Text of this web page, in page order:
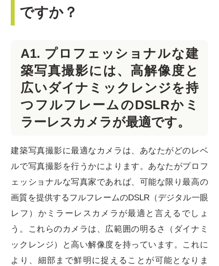
ですか？
A1. プロフェッショナルな建
築写真撮影には、高解像度と
広いダイナミックレンジを持
つフルフレームのDSLRかミ
ラーレスカメラが最適です。
建築写真撮影に最適なカメラは、あなたがどのレベ
ルで写真撮影を行うかによります。あなたがプロフ
ェッショナルな写真家であれば、可能な限り最高の
画質を提供するフルフレームのDSLR（デジタル一眼
レフ）かミラーレスカメラが最適と言えるでしょ
う。これらのカメラは、広範囲の明るさ（ダイナミ
ックレンジ）と高い解像度を持っています。これに
より、細部まで鮮明に捉えることが可能となりま